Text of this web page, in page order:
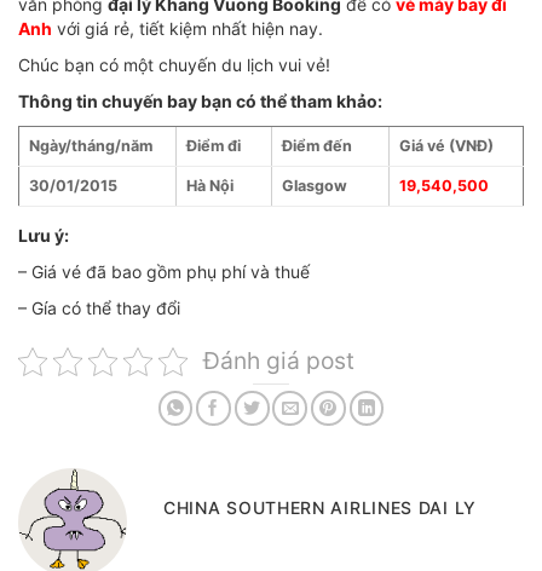
văn phòng đại lý Khang Vuong Booking để có vé máy bay đi
Anh với giá rẻ, tiết kiệm nhất hiện nay.
Chúc bạn có một chuyến du lịch vui vẻ!
Thông tin chuyến bay bạn có thể tham khảo:
Ngày/tháng/năm Điểm đi Điểm đến Giá vé (VNĐ)
30/01/2015 Hà Nội Glasgow 19,540,500
Lưu ý:
– Giá vé đã bao gồm phụ phí và thuế
– Gía có thể thay đổi
Đánh giá post
CHINA SOUTHERN AIRLINES DAI LY